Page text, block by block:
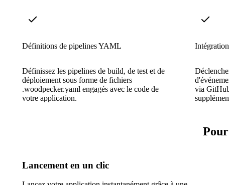
Définitions de pipelines YAML
Définissez les pipelines de build, de test et de
déploiement sous forme de fichiers
.woodpecker.yaml engagés avec le code de
votre application.
via
Lancement en un clic